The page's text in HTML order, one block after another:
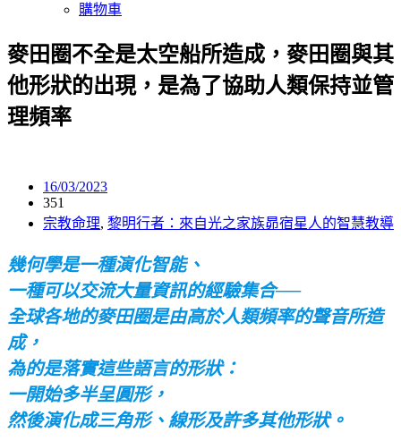
購物車
麥田圈不全是太空船所造成，麥田圈與其
他形狀的出現，是為了協助人類保持並管
理頻率
16/03/2023
351
宗教命理, 黎明行者：來自光之家族昴宿星人的智慧教導
幾何學是一種演化智能、
一種可以交流大量資訊的經驗集合──
全球各地的麥田圈是由高於人類頻率的聲音所造
成，
為的是落實這些語言的形狀：
一開始多半呈圓形，
然後演化成三角形、線形及許多其他形狀。